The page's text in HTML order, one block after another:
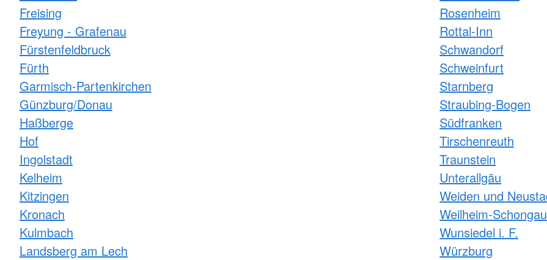
Freising
Freyung - Grafenau
Fürstenfeldbruck
Fürth
Garmisch-Partenkirchen
Günzburg/Donau
Haßberge
Hof
Ingolstadt
Kelheim
Kitzingen
Kronach
Kulmbach
Landsberg am Lech
Rosenheim
Rottal-Inn
Schwandorf
Schweinfurt
Starnberg
Straubing-Bogen
Südfranken
Tirschenreuth
Traunstein
Unterallgäu
Weiden und
Weilheim-Schongau
Wunsiedel i. F.
Würzburg